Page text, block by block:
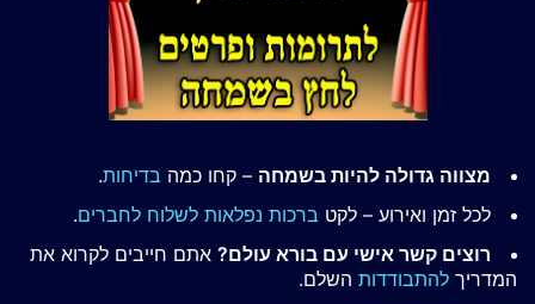
מצווה גדולה להיות בשמחה – קחו כמה בדיחות.
לכל זמן ואירוע – לקט ברכות נפלאות לשלוח לחברים.
רוצים קשר אישי עם בורא עולם? אתם חייבים לקרוא את
המדריך להתבודדות השלם.